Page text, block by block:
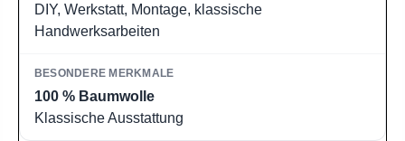
DIY, Werkstatt, Montage, klassische
Handwerksarbeiten
100 % Baumwolle
Klassische Ausstattung